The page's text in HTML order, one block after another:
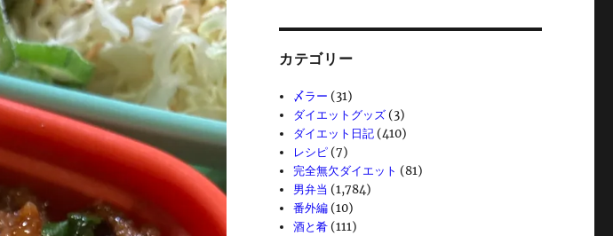
カテゴリー
〆ラー (31)
ダイエットグッズ (3)
ダイエット日記 (410)
レシピ (7)
完全無欠ダイエット (81)
男弁当 (1,784)
番外編 (10)
酒と肴 (111)